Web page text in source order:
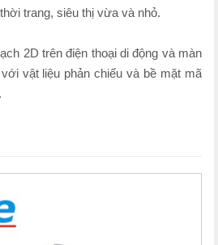
trang, siêu thị vừa và nhỏ.
2D trên điện thoại di động và màn
vật liệu phản chiếu và bề mặt mã